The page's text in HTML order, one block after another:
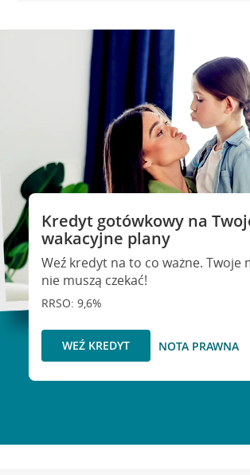
Kredyt gotówkowy na
wakacyjne plany
Weź kredyt na to co ważne. Twoje
nie muszą czekać!
RRSO: 9,6%
WEŹ KREDYT NOTA PRAWNA